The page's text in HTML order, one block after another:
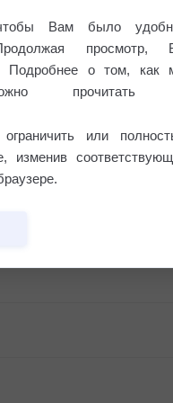
Вам было
просмотр,
Подробнее о том, как
прочитать
или
изменив